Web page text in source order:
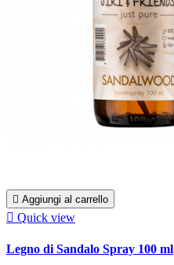
 Aggiungi al carrello
 Quick view
Legno di Sandalo Spray 100 ml